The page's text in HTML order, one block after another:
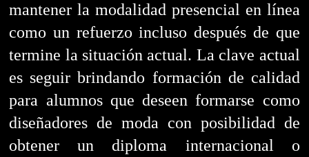
mantener la modalidad presencial en línea
como un refuerzo incluso después de que
termine la situación actual. La clave actual
es seguirbrindando formación de calidad
para alumnos que deseen formarse como
diseñadores de moda con posibilidad de
obtener un diploma internacional o